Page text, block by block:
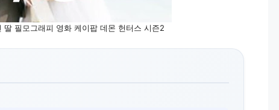
필모그래피 영화 케이팝 데몬 헌터스 시즌2